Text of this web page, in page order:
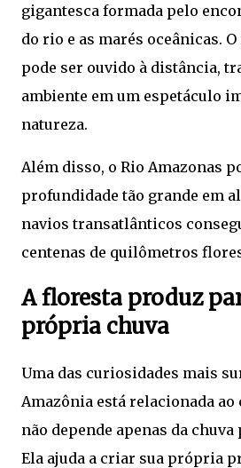
gigantesca formada pelo
do rio e as marés oceânicas.
pode ser ouvido à distância,
ambiente em um espetáculo
natureza.
Além disso, o Rio Amazonas
profundidade tão grande em
navios transatlânticos
centenas de quilômetros
A floresta produz
própria chuva
Uma das curiosidades mais
Amazônia está relacionada
não depende apenas da
Ela ajuda a criar sua própria